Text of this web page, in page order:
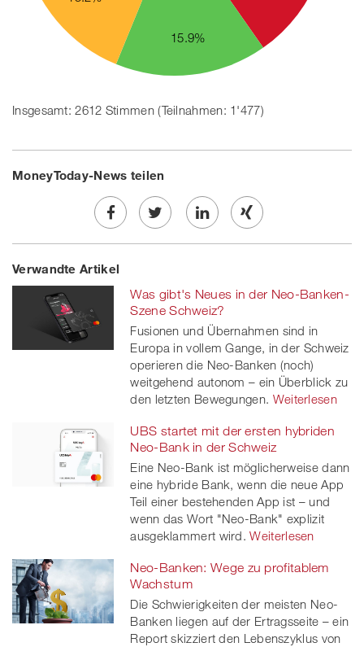
15.9%
Insgesamt: 2612 Stimmen (Teilnahmen: 1'477)
MoneyToday-News teilen
Share
on
Facebook
Twe
on
twitt
er
Share
linkedin
Share
Xing
Verwandte Artikel
Was gibt's Neues in der Neo-Banken-
Szene Schweiz?
Fusionen und Übernahmen sind in
Europa in vollem Gange, in der Schweiz
operieren die Neo-Banken (noch)
weitgehend autonom – ein Überblick zu
den letzten Bewegungen. Weiterlesen
UBS startet mit der ersten hybriden
Neo-Bank in der Schweiz
Eine Neo-Bank ist möglicherweise dann
eine hybride Bank, wenn die neue App
Teil einer bestehenden App ist – und
wenn das Wort "Neo-Bank" explizit
ausgeklammert wird. Weiterlesen
Neo-Banken: Wege zu profitablem
Wachstum
Die Schwierigkeiten der meisten Neo-
Banken liegen auf der Ertragsseite – ein
Report skizziert den Lebenszyklus von